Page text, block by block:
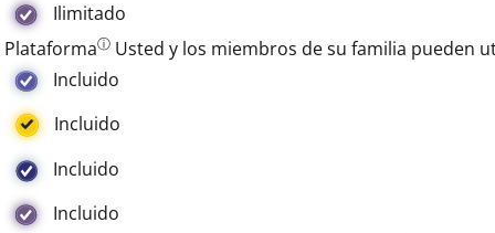
Ilimitado
Plataformaⓘ Usted y los miembros de su familia pueden
Incluido
Incluido
Incluido
Incluido